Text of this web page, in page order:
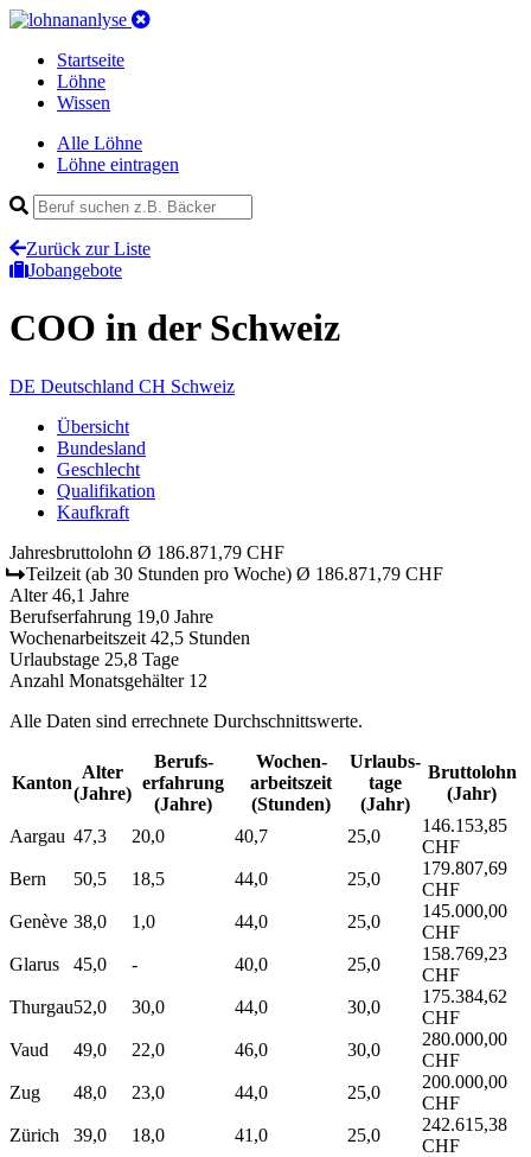
Startseite
Löhne
Wissen
Alle Löhne
Löhne eintragen
Zurück zur Liste
Jobangebote
COO in der Schweiz
DE Deutschland CH Schweiz
Übersicht
Bundesland
Geschlecht
Qualifikation
Kaufkraft
Jahresbruttolohn Ø 186.871,79 CHF
Teilzeit (ab 30 Stunden pro Woche) Ø 186.871,79 CHF
Alter 46,1 Jahre
Berufserfahrung 19,0 Jahre
Wochenarbeitszeit 42,5 Stunden
Urlaubstage 25,8 Tage
Anzahl Monatsgehälter 12
Alle Daten sind errechnete Durchschnittswerte.
Kanton
Alter
(Jahre)
Berufs­
erfahrung
(Jahre)
Wochen­
arbeitszeit
(Stunden)
Urlaubs­
tage
(Jahr)
Bruttolohn
(Jahr)
Aargau 47,3 20,0 40,7 25,0
146.153,85
CHF
Bern
50,5 18,5 44,0 25,0
179.807,69
CHF
Genève 38,0 1,0 44,0 25,0
145.000,00
CHF
Glarus
45,0 - 40,0 25,0
158.769,23
CHF
Thurgau52,0 30,0 44,0 30,0
175.384,62
CHF
Vaud
49,0 22,0 46,0 30,0
280.000,00
CHF
Zug
48,0 23,0 44,0 25,0
200.000,00
CHF
Zürich
39,0 18,0 41,0 25,0
242.615,38
CHF